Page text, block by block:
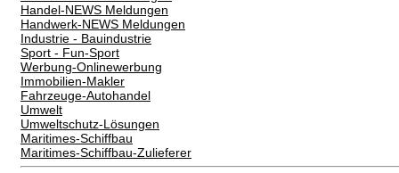
Handel-NEWS Meldungen
Handwerk-NEWS Meldungen
Industrie - Bauindustrie
Sport - Fun-Sport
Werbung-Onlinewerbung
Immobilien-Makler
Fahrzeuge-Autohandel
Umwelt
Umweltschutz-Lösungen
Maritimes-Schiffbau
Maritimes-Schiffbau-Zulieferer